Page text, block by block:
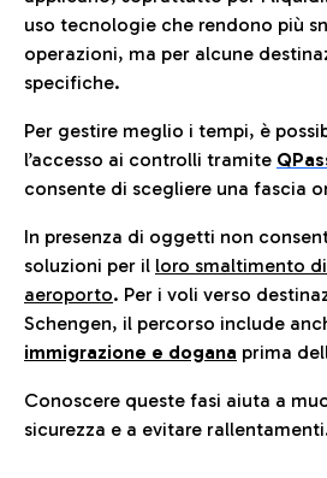
uso tecnologie che rendono più
operazioni, ma per alcune
specifiche.
Per gestire meglio i tempi, è
l’accesso ai controlli tramite
consente di scegliere una fascia
In presenza di oggetti non
soluzioni per il loro smaltimento
aeroporto. Per i voli verso
Schengen, il percorso include
immigrazione e dogana prima
Conoscere queste fasi aiuta a
sicurezza e a evitare